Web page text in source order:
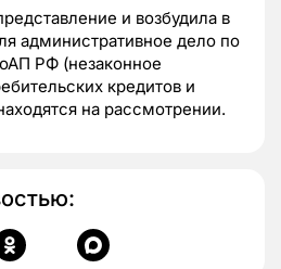
и возбудила в
административное дело по
РФ (незаконное
кредитов и
на рассмотрении.